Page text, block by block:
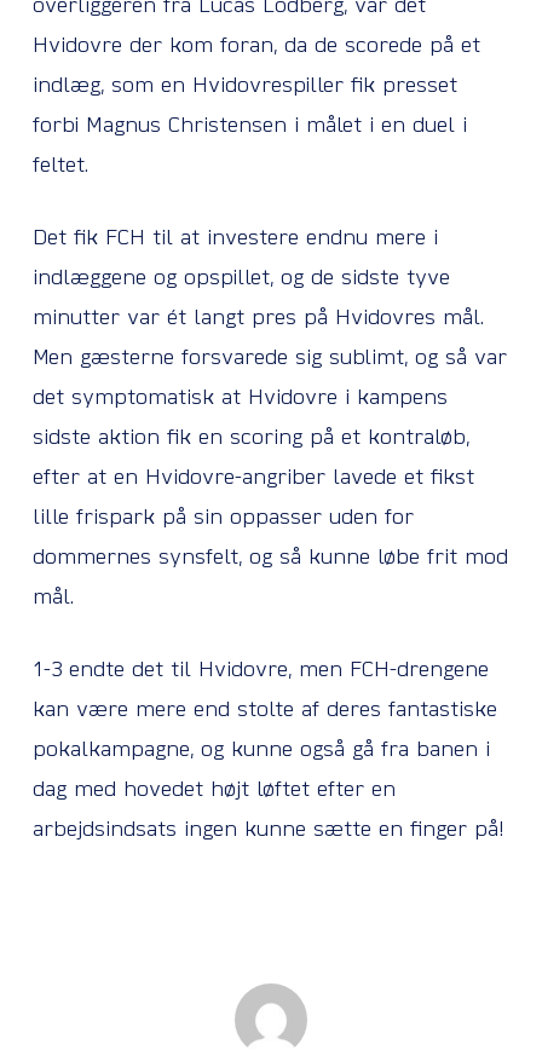
overliggeren fra Lucas Lodberg, var det
Hvidovre der kom foran, da de scorede på et
indlæg, som en Hvidovrespiller fik presset
forbi Magnus Christensen i målet i en duel i
feltet.
Det fik FCH til at investere endnu mere i
indlæggene og opspillet, og de sidste tyve
minutter var ét langt pres på Hvidovres mål.
Men gæsterne forsvarede sig sublimt, og så var
det symptomatisk at Hvidovre i kampens
sidste aktion fik en scoring på et kontraløb,
efter at en Hvidovre-angriber lavede et fikst
lille frispark på sin oppasser uden for
dommernes synsfelt, og så kunne løbe frit mod
mål.
1-3 endte det til Hvidovre, men FCH-drengene
kan være mere end stolte af deres fantastiske
pokalkampagne, og kunne også gå fra banen i
dag med hovedet højt løftet efter en
arbejdsindsats ingen kunne sætte en finger på!